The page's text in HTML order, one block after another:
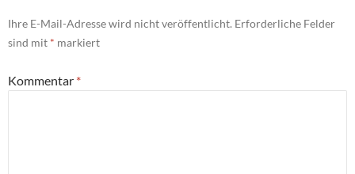
Ihre E-Mail-Adresse wird nicht veröffentlicht. Erforderliche Felder
sind mit * markiert
Kommentar *